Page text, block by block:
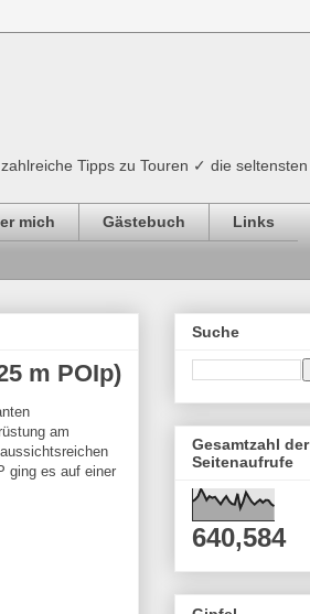
Tipps zu Touren ✓ die seltensten
mich Gästebuch Links
m POIp)
am
ging es auf einer
Suche
Gesamtzahl der
Seitenaufrufe
640,584